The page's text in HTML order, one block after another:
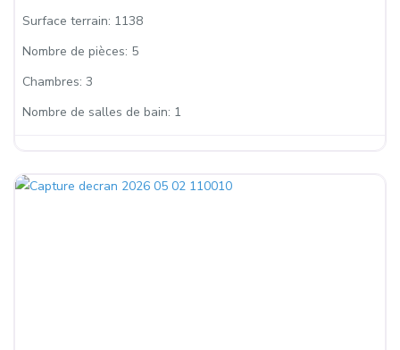
Surface terrain: 1138
Nombre de pièces: 5
Chambres: 3
Nombre de salles de bain: 1